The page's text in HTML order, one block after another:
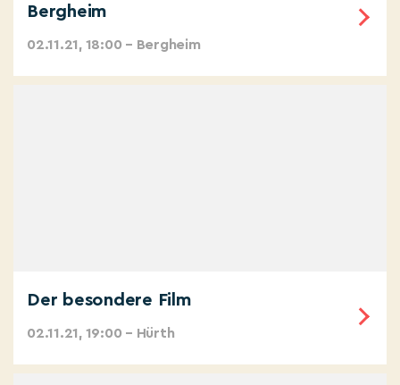
Bergheim
02.11.21, 18:00 – Bergheim
Der besondere Film
02.11.21, 19:00 – Hürth